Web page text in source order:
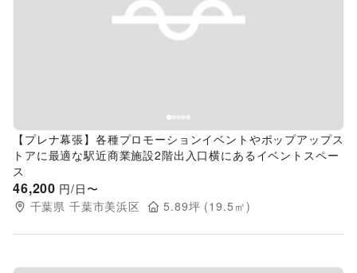
Previous slide
【プレナ幕張】各種プロモーションイベントやポップアップス
トアに最適な駅近商業施設2階出入口横にあるイベントスペー
ス
46,200 円/日〜
千葉県 千葉市美浜区 5.89坪 (19.5 ㎡)